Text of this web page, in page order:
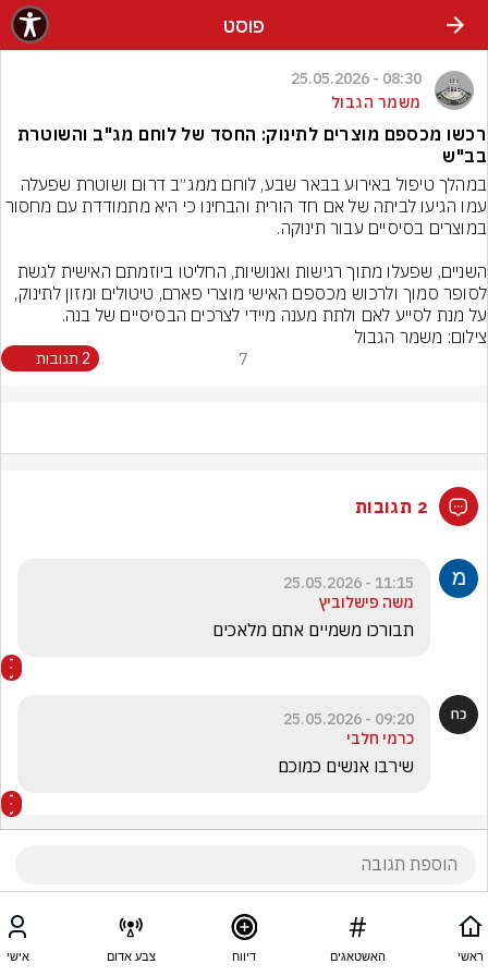
פוסט
08:30 - 25.05.2026
משמר הגבול
רכשו מכספם מוצרים לתינוק: החסד של לוחם מג"ב והשוטרת
בב"ש
על מנת לסייע לאם ולתת מענה מיידי לצרכים הבסיסיים של בנה.
צילום: משמר הגבול
7 2 תגובות
2 תגובות
11:15 - 25.05.2026
משה פישלוביץ
תבורכו משמיים אתם מלאכים
09:20 - 25.05.2026
כרמי חלבי
שירבו אנשים כמוכם
ראשי האשטאגים דיווח צבע אדום אישי